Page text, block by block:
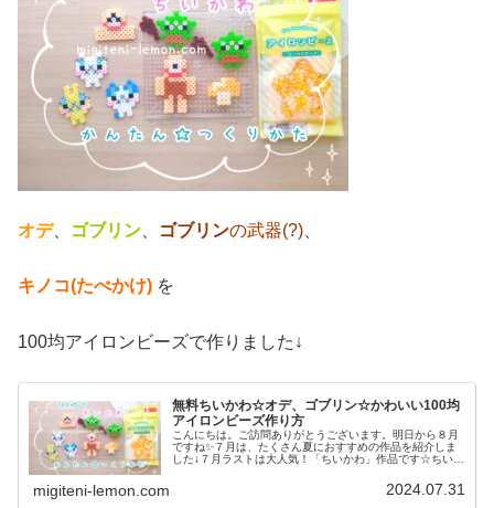
オデ、 ゴブリン ゴブリンの武器(?)
キノコ(たべかけ) を
100均アイロンビーズで作りました↓
無料ちいかわ☆オデ、ゴブリン☆かわいい100均
アイロンビーズ作り方
こんにちは。ご訪問ありがとうございます。明日から８月
ですね✨７月は、たくさん夏におすすめの作品を紹介しま
した↓７月ラストは大人気！「ちいかわ」作品です☆ちいか
migiteni-lemon.com 2024.07.31